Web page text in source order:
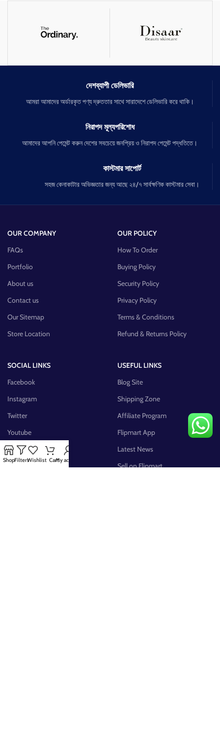
দেশব্যাপী ডেলিভারি
আমরা আমাদের অর্ডারকৃত পণ্য দ্রুততার সাথে সারাদেশে ডেলিভারি করে থাকি।
নিরাপদ মূল্যপরিশোধ
আমাদের আপনি পেমেন্ট করুন দেশের সবচেয়ে জনপ্রিয় ও নিরাপদ পেমেন্ট পদ্ধতিতে।
কাস্টমার সাপোর্ট
সহজ কেনাকাটার অভিজ্ঞতার জন্য আছে ২৪/৭ সার্বক্ষণিক কাস্টমার সেবা।
OUR COMPANY
FAQs
Portfolio
About us
Contact us
Our Sitemap
Store Location
OUR POLICY
How To Order
Buying Policy
Security Policy
Privacy Policy
Terms & Conditions
Refund & Returns Policy
SOCIAL LINKS
Facebook
Instagram
Twitter
Youtube
Pinterest
FB Group
USEFUL LINKS
Blog Site
Shipping Zone
Affiliate Program
Flipmart App
Latest News
Sell on Flipmart
ShopFiltersWishlist CartMy account